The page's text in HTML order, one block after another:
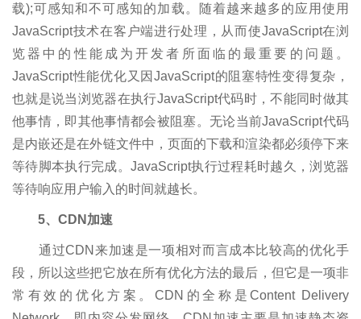
载);可感知和不可感知的加载。随着越来越多的应用使用
JavaScript技术在客户端进行处理，从而使JavaScript在浏
览器中的性能成为开发者所面临的最重要的问题。
JavaScript性能优化又因JavaScript的阻塞特性变得复杂，
也就是说当浏览器在执行JavaScript代码时，不能同时做其
他事情，即其他事情都会被阻塞。无论当前JavaScript代码
是内嵌还是在外链文件中，页面的下载和渲染都必须停下来
等待脚本执行完成。JavaScript执行过程耗时越久，浏览器
等待响应用户输入的时间就越长。
5、CDN加速
通过CDN来加速是一项相对而言成本比较高的优化手
段，所以这些把它放在所有优化方法的最后，但它是一项非
常有效的优化方案。CDN的全称是Content Delivery